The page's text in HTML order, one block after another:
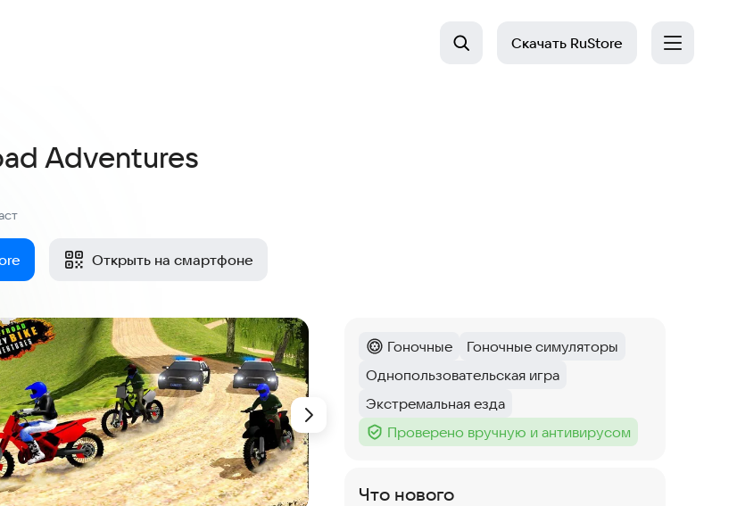
Скачать RuStore
Adventures
Открыть на смартфоне
Категория:
Гоночные
Тег:
Гоночные симуляторы
Тег:
Однопользовательская игра
Тег:
Экстремальная езда
Тег :
Проверено вручную и антивирусом
Что нового